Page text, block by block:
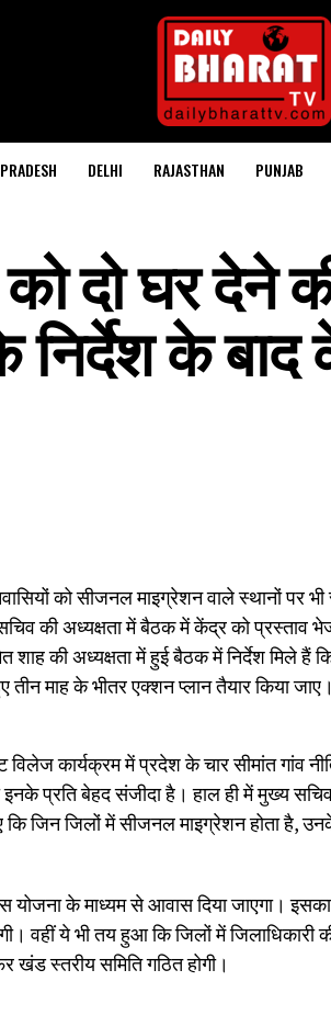
DELHI RAJASTHAN PUNJAB
दो घर देने
निर्देश के
को सीजनल माइग्रेशन वाले स्थानों पर
की अध्यक्षता में बैठक में केंद्र को प्रस्ताव
शाह की अध्यक्षता में हुई बैठक में निर्देश मिले हैं
माह के भीतर एक्शन प्लान तैयार किया जाए।
विलेज कार्यक्रम में प्रदेश के चार सीमांत गांव
प्रति बेहद संजीदा है। हाल ही में मुख्य
कि जिन जिलों में सीजनल माइग्रेशन होता है,
योजना के माध्यम से आवास दिया जाएगा।
वहीं ये भी तय हुआ कि जिलों में जिलाधिकारी
खंड स्तरीय समिति गठित होगी।